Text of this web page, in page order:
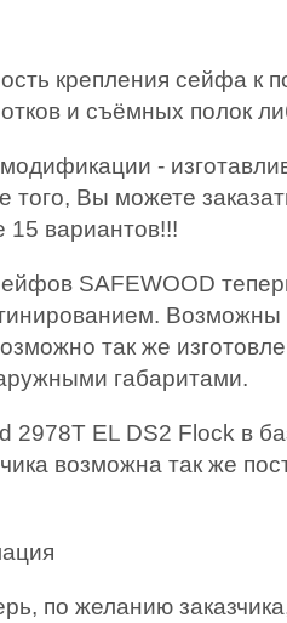
крепления сейфа к
и съёмных полок
-
того, Вы можете
15 вариантов!!!
SAFEWOOD
так же
габаритами.
EL DS2 Flock в
возможна так же
по желанию